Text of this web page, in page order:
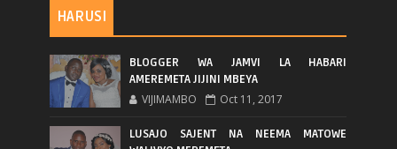
HARUSI
BLOGGER WA JAMVI LA HABARI
AMEREMETA JIJINI MBEYA
VIJIMAMBO Oct 11, 2017
LUSAJO SAJENT NA NEEMA MATOWE